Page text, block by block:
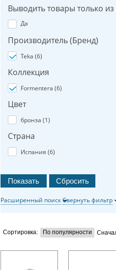
Выводить товары только
Да
Производитель (Бренд)
Teka (6)
Коллекция
Formentera (6)
Цвет
бронза (1)
Страна
Испания (6)
Расширенный поискСвернуть фильтр
Сортировка: По популярности